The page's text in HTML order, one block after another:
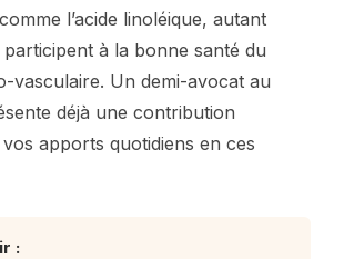
l’acide linoléique, autant
participent à la bonne santé du
vasculaire. Un demi-avocat au
déjà une contribution
apports quotidiens en ces
: